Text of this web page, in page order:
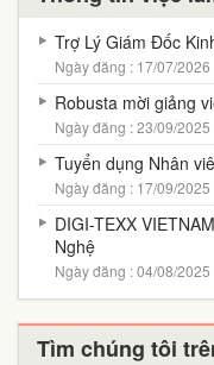
Trợ Lý Giám Đốc
Ngày đăng : 17/07/2026
Robusta mời giảng
Ngày đăng : 23/09/2025
Tuyển dụng Nhân
Ngày đăng : 17/09/2025
DIGI-TEXX
Nghệ
Ngày đăng : 04/08/2025
Tìm chúng tôi